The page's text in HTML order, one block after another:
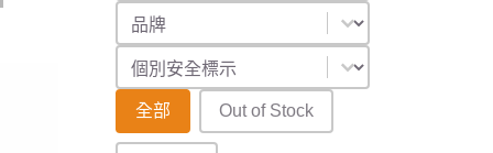
品牌
Select content
安全識別
Select content
庫存狀態
全部 Out of Stock